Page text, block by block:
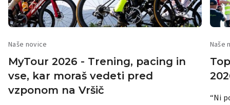
Naše novice
MyTour 2026 - Trening, pacing in
vse, kar moraš vedeti pred
vzponom na Vršič
Naše
“Ni